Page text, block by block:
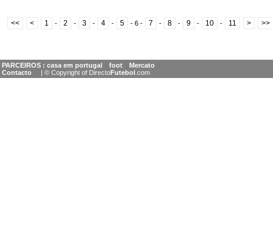
<< < 1 - 2 - 3 - 4 - 5 - 6 - 7 - 8 - 9 - 10 - 11 > >>
PARCEIROS : casa em portugal foot Mercato
Contacto | © Copyright of DirectoFutebol .com